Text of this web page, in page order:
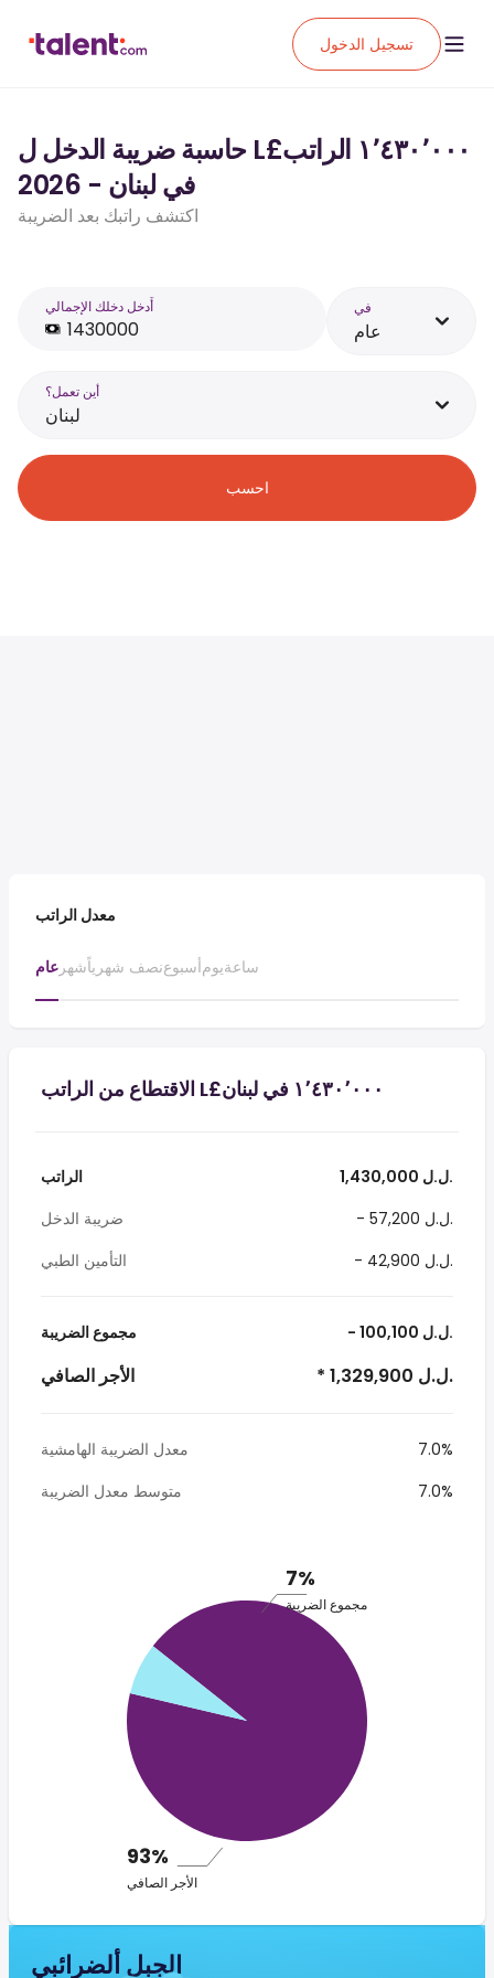
تسجيل الدخول
حاسبة ضريبة الدخل ل L£‏١٬٤٣٠٬٠٠٠ الراتب
في لبنان - 2026
اكتشف راتبك بعد الضريبة
أَدخل دخلك الإجمالي في
عام
أين تعمل؟
لبنان
احسب
معدل الراتب
عام شهرنصف شهرياًأسبوعيومساعة
الراتب
1,430,000 ل.ل.‎
ضريبة الدخل
- 57,200 ل.ل.‎
التأمين الطبي
- 42,900 ل.ل.‎
مجموع الضريبة - 100,100 ل.ل.‎
الأجر الصافي * 1,329,900 ل.ل.‎
معدل الضريبة الهامشية
7.0%
متوسط معدل الضريبة
7.0%
7%
مجموع الضريبة
93%
الأجر الصافي
الجبل ألضرائبي